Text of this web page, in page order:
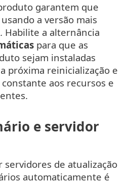
garantem que
a versão mais
Habilite a alternância
para que as
sejam instaladas
próxima reinicialização e
aos recursos e
e servidor
servidores de atualização
automaticamente é